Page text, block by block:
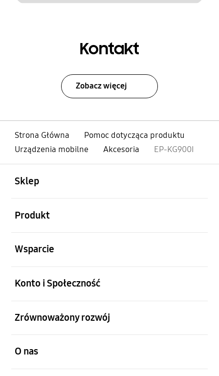
Kontakt
Zobacz więcej
Strona Główna
Pomoc dotycząca produktu
Urządzenia mobilne
Akcesoria EP-KG900I
Sklep
Produkt
Wsparcie
Konto i Społeczność
Zrównoważony rozwój
O nas